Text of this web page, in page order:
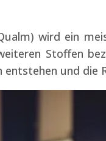
wird ein
Stoffen
entstehen und die